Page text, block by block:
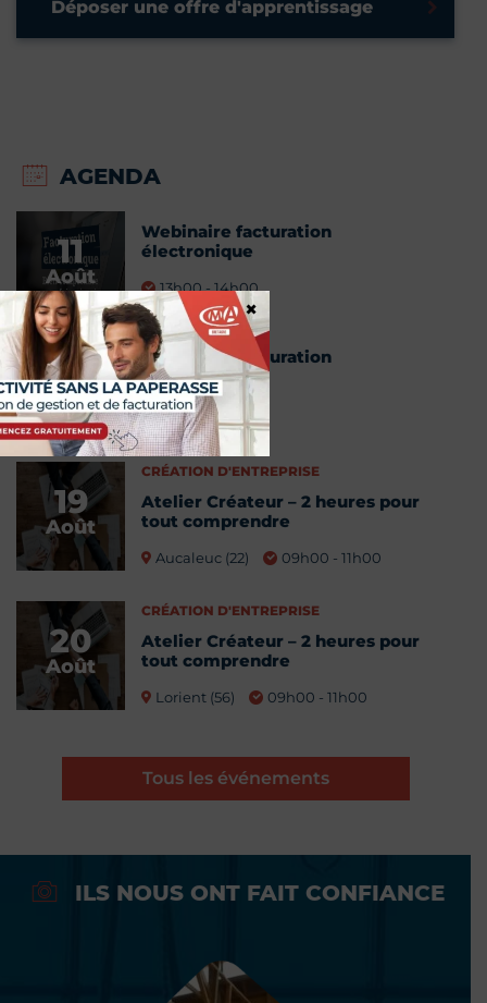
Déposer une offre d'apprentissage
AGENDA
11
Août
Webinaire facturation
électronique
13h00 - 14h00
18
Août
Webinaire facturation
électronique
13h00 - 14h00
19
Août
CRÉATION D'ENTREPRISE
Atelier Créateur – 2 heures pour
tout comprendre
Aucaleuc (22) 09h00 - 11h00
20
Août
CRÉATION D'ENTREPRISE
Atelier Créateur – 2 heures pour
tout comprendre
Lorient (56) 09h00 - 11h00
Tous les événements
ILS NOUS ONT FAIT CONFIANCE
×